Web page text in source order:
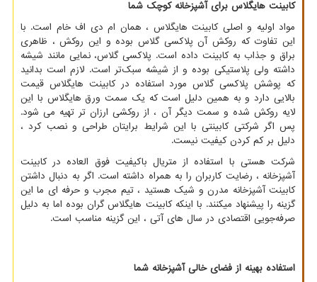
کابینت هایگلاس برای آشپزخانه کوچک شما
مواد اولیه و اصلی کابینت هایگلاس ، همان ام دی اف خام است. با
این تفاوت که روکش آن پلاکسی گلاس بوده و این روکش ، ظاهری
براق و جذاب به کابینت داده است. پلاکسی گلاس، نمایی مانند شیشه
داشته ولی پلاستیکی بوده و از شیشه سبکتر است. لازم است بدانید
که پوشش پلاکسی گلاس مورد استفاده در کابینت هایگلاس قیمت
بالایی دارد و به همین دلیل است که یک سمت ورق هایگلاس با این
لایه روکش شده و سمت دیگر آن ، از روکشی ارزان تر تهیه می شود.
پس اگر شرکتی کابینتی با این شرایط برایتان طراحی و نصب کرد ،
دلیل بر کم کردن کیفیت نیست.
شرکت هستی با استفاده از متریال باکیفیت فوق العاده در کابینت
آشپزخانه ، رضایت کاربران را به همراه داشته است. اگر به دنبال داشتن
کابینت آشپزخانه مدرن و شیک هستید ، تیم مجرب و حرفه ای ما این
گزینه را پیشنهاد میکنند. با اینکه کابینت هایگلاس گران بوده اما به دلیل
صرفه‌جویی اقتصادی در سال های آتی ، این گزینه مناسب است.
استفاده بهینه از فضای خالی آشپزخانه شما